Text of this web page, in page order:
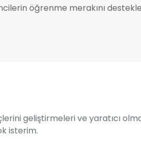
öğrenme merakını
geliştirmeleri ve yaratıcı
isterim.